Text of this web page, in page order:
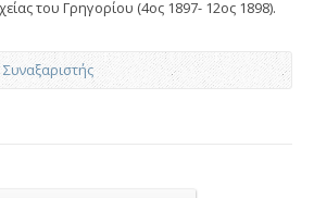
του Γρηγορίου (4ος 1897- 12ος 1898).
Συναξαριστής